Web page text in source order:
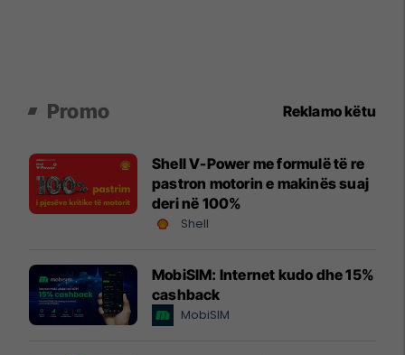
Promo Reklamo këtu
Shell V-Power me formulë të re
pastron motorin e makinës suaj
deri në 100%
Shell
MobiSIM: Internet kudo dhe 15%
cashback
MobiSIM